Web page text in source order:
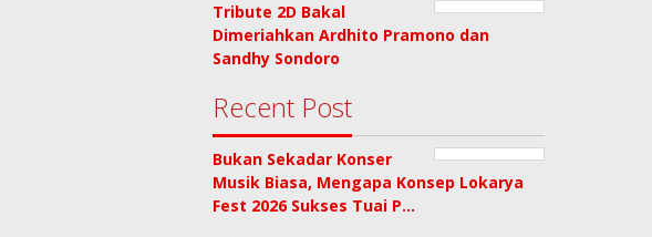
Tribute 2D Bakal
Dimeriahkan Ardhito Pramono dan
Sandhy Sondoro
Recent Post
Bukan Sekadar Konser
Musik Biasa, Mengapa Konsep Lokarya
Fest 2026 Sukses Tuai P…